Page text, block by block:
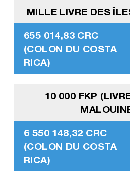
MILLE LIVRE DES
655 014,83 CRC
(COLON DU COSTA
RICA)
10 000 FKP
6 550 148,32 CRC
(COLON DU COSTA
RICA)